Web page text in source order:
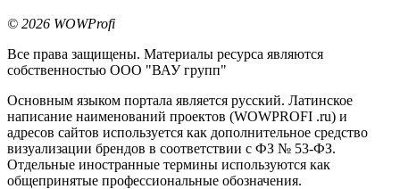
© 2026 WOWProfi
Все права защищены. Материалы ресурса являются
собственностью ООО "ВАУ групп"
Основным языком портала является русский. Латинское
написание наименований проектов (WOWPROFI .ru) и
адресов сайтов используется как дополнительное средство
визуализации брендов в соответствии с ФЗ № 53-ФЗ.
Отдельные иностранные термины используются как
общепринятые профессиональные обозначения.